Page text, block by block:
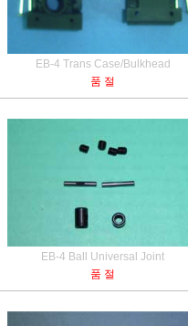
EB-4 Trans Case/Bulkhead
품 절
EB-4 Ball Universal Joint
품 절